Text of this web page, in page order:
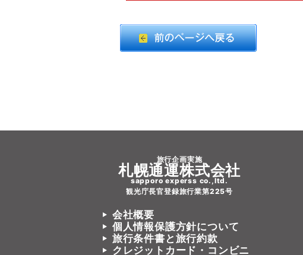
旅行企画実施
札幌通運株式会社
sapporo experss co.,ltd.
観光庁長官登録旅行業第225号
会社概要
個人情報保護方針について
旅行条件書と旅行約款
クレジットカード・コンビニ